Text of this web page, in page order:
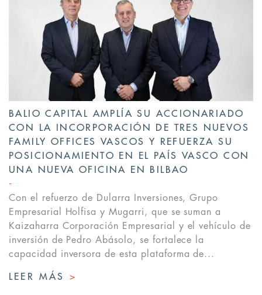
BALIO CAPITAL AMPLÍA SU ACCIONARIADO
CON LA INCORPORACIÓN DE TRES NUEVOS
FAMILY OFFICES VASCOS Y REFUERZA SU
POSICIONAMIENTO EN EL PAÍS VASCO CON
UNA NUEVA OFICINA EN BILBAO
Con el refuerzo de Dularra Inversiones, Grupo
Empresarial Holfisa y Mugarri, que se suman a
Kaizaharra Corporación Empresarial y el vehículo de
inversión de Pedro Abásolo, se fortalece la
capacidad inversora de esta plataforma de...
LEER MÁS >